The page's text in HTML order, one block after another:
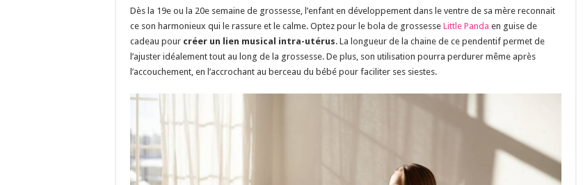
Dès la 19e ou la 20e semaine de grossesse, l’enfant en développement dans le ventre de sa mère reconnait
ce son harmonieux qui le rassure et le calme. Optez pour le bola de grossesse Little Panda en guise de
cadeau pour créer un lien musical intra-utérus. La longueur de la chaine de ce pendentif permet de
l’ajuster idéalement tout au long de la grossesse. De plus, son utilisation pourra perdurer même après
l’accouchement, en l’accrochant au berceau du bébé pour faciliter ses siestes.